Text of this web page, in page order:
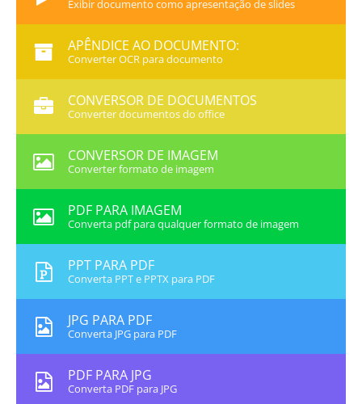
Exibir documento como apresentação de slides
APÊNDICE AO DOCUMENTO:
Converter OCR para documento
CONVERSOR DE DOCUMENTOS
Converter documentos do office
CONVERSOR DE IMAGEM
Converter formato de imagem
PDF PARA IMAGEM
Converta pdf para qualquer formato de imagem
PPT PARA PDF
Converta PPT e PPTX para PDF
JPG PARA PDF
Converta JPG para PDF
PDF PARA JPG
Converta PDF para JPG